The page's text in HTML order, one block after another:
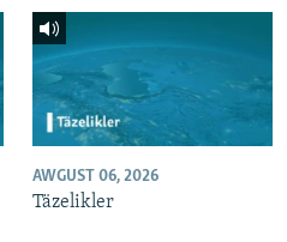
AWGUST 06, 2026
Täzelikler